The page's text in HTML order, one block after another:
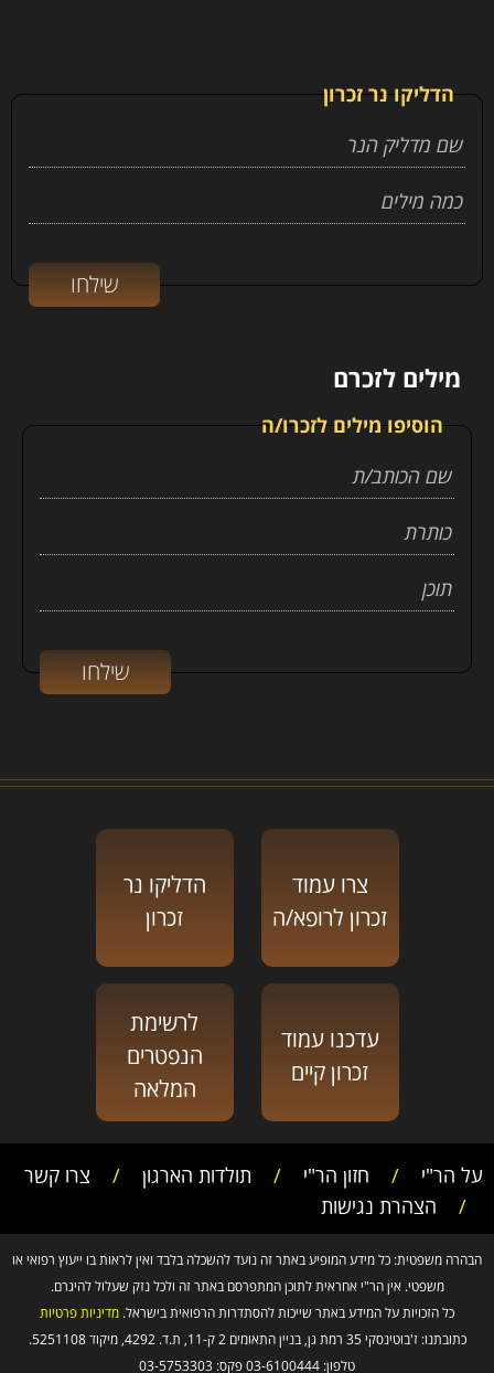
הדליקו נר זכרון
מילים לזכרם
הוסיפו מילים לזכרו/ה
צרו עמוד
זכרון לרופא/ה
הדליקו נר
זכרון
עדכנו עמוד
זכרון קיים
לרשימת
הנפטרים
המלאה
על הר"י / חזון הר"י / תולדות הארגון / צרו קשר
/ הצהרת נגישות
הבהרה משפטית: כל מידע המופיע באתר זה נועד להשכלה בלבד ואין לראות בו ייעוץ רפואי או
משפטי. אין הר"י אחראית לתוכן המתפרסם באתר זה ולכל נזק שעלול להיגרם.
כל הזכויות על המידע באתר שייכות להסתדרות הרפואית בישראל.מדיניות פרטיות
כתובתנו: ז'בוטינסקי 35 רמת גן, בניין התאומים 2 ק-11, ת.ד. 4292, מיקוד 5251108.
טלפון: 03-6100444 פקס: 03-5753303